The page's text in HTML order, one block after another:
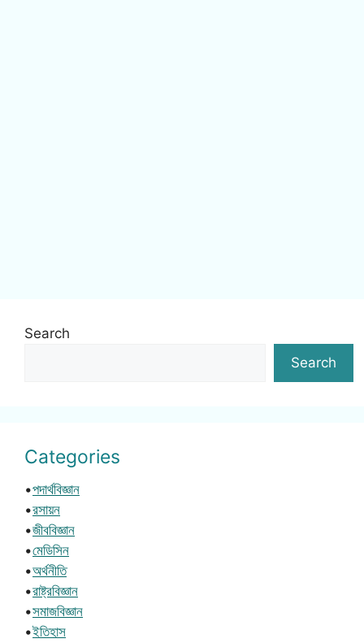
Search
Search
Categories
•পদার্থবিজ্ঞান
•রসায়ন
•জীববিজ্ঞান
•মেডিসিন
•অর্থনীতি
•রাষ্ট্রবিজ্ঞান
•সমাজবিজ্ঞান
•ইতিহাস